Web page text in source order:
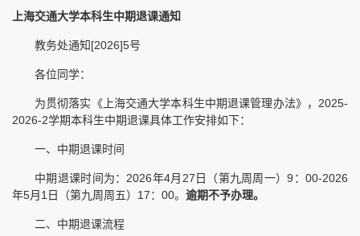
上海交通大学本科生中期退课通知
教务处通知[2026]5号
各位同学：
为贯彻落实《上海交通大学本科生中期退课管理办法》，2025-
2026-2学期本科生中期退课具体工作安排如下：
一、中期退课时间
中期退课时间为：2026年4月27日（第九周周一）9：00-2026
年5月1日（第九周周五）17：00。 逾期不予办理。
二、中期退课流程